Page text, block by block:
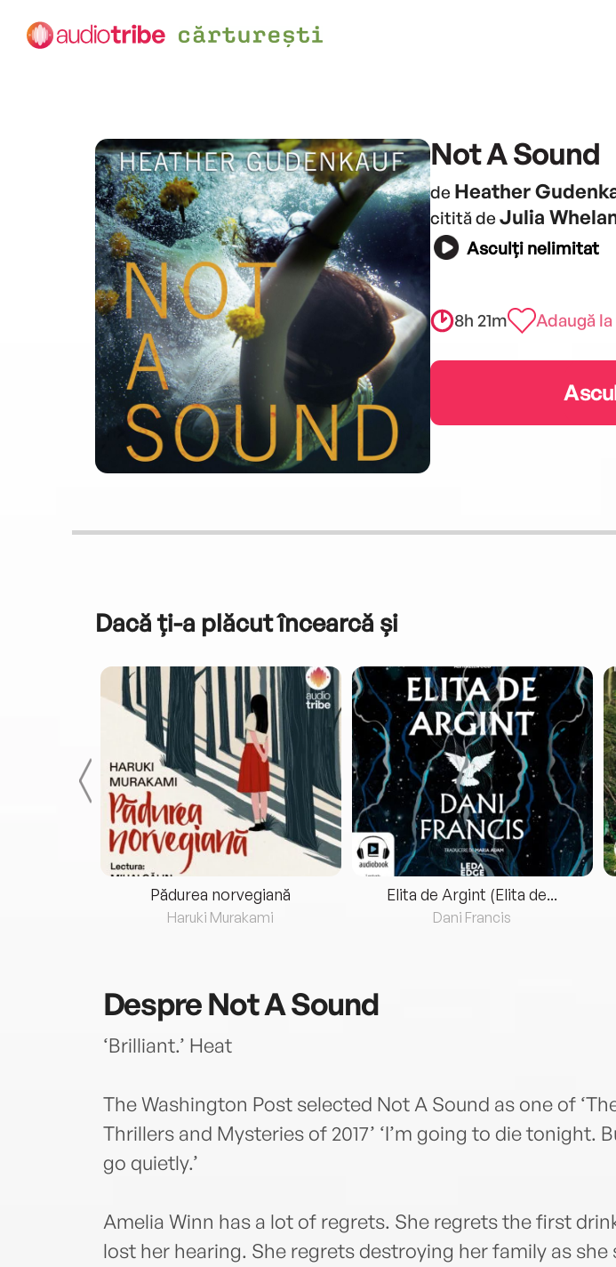
Not A Sound
de Heather
citită de Julia
Asculți nelimitat
8h 21m Adaugă
Dacă ți-a plăcut încearcă și
Pădurea norvegiană
Haruki Murakami
Elita de Argint (Elita de...
Dani Francis
DespreNot A Sound
‘Brilliant.’ Heat
The Washington Post selected Not A Sound as one of
Thrillers and Mysteries of 2017’ ‘I’m going to die tonight.
go quietly.’
Amelia Winn has a lot of regrets. She regrets the first
lost her hearing. She regrets destroying her family as she